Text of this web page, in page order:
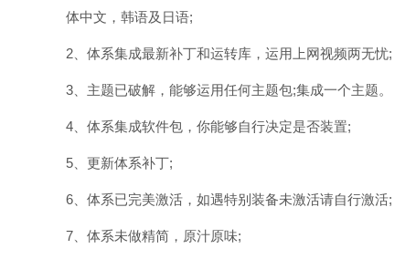
体中文，韩语及日语;
2、体系集成最新补丁和运转库，运用上网视频两无忧;
3、主题已破解，能够运用任何主题包;集成一个主题。
4、体系集成软件包，你能够自行决定是否装置;
5、更新体系补丁;
6、体系已完美激活，如遇特别装备未激活请自行激活;
7、体系未做精简，原汁原味;